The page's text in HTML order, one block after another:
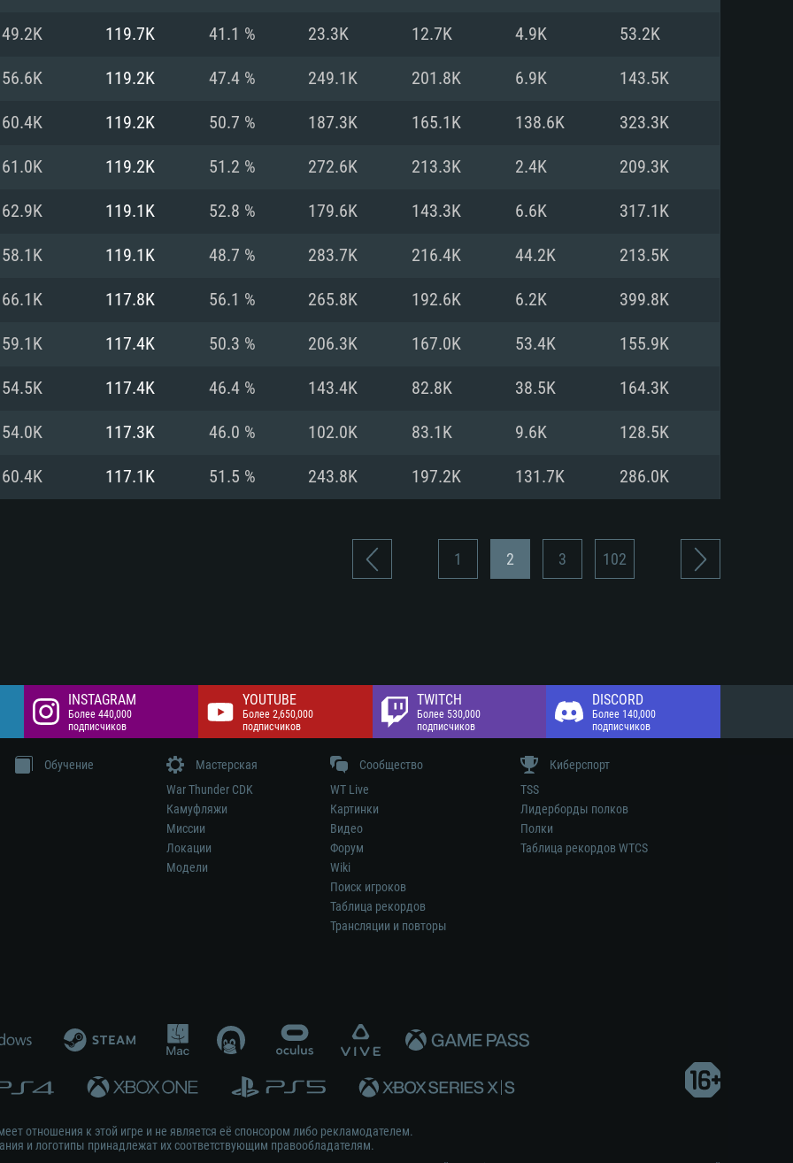
GTX 660.
разрешение –
Рекомендуемые
выше
Оперативная память: 16 ГБ
Видеокарта с поддержкой DirectX 11 и выше:
Nvidia GeForce 1060 и выше, Radeon RX 570 и
Интернету
Место на жестком диске: 75.9 Гб
Big Sur 11.0
(Intel Xeon
или
для Mac
разрешение –
Рекомендуемые
поддерживается)
Оперативная память: 8 Гб
Видеокарта: Radeon Vega II и выше с
поддержкой Metal
Место на жестком диске: 75.9 Гб
со свежими
старее 6
AMD
разрешение -
Рекомендуемые
проприетарными драйверами (не старее 6
месяцев) / Radeon RX 570 со свежими
месяцев) с поддержкой Vulkan
Место на жестком диске: 75.9 Гб
49.2K 119.7K 41.1 % 23.3K 12.7K 4.9K 53.2K
56.6K 119.2K 47.4 % 249.1K 201.8K 6.9K 143.5K
60.4K 119.2K 50.7 % 187.3K 165.1K 138.6K 323.3K
61.0K 119.2K 51.2 % 272.6K 213.3K 2.4K 209.3K
62.9K 119.1K 52.8 % 179.6K 143.3K 6.6K 317.1K
58.1K 119.1K 48.7 % 283.7K 216.4K 44.2K 213.5K
66.1K 117.8K 56.1 % 265.8K 192.6K 6.2K 399.8K
59.1K 117.4K 50.3 % 206.3K 167.0K 53.4K 155.9K
54.5K 117.4K 46.4 % 143.4K 82.8K 38.5K 164.3K
54.0K 117.3K 46.0 % 102.0K 83.1K 9.6K 128.5K
60.4K 117.1K 51.5 % 243.8K 197.2K 131.7K 286.0K
1 2 3 102
INSTAGRAM
Более 440,000
подписчиков
YOUTUBE
Более 2,650,000
подписчиков
TWITCH
Более 530,000
подписчиков
DISCORD
Более 140,000
подписчиков
Обучение
Мастерская
War Thunder CDK
Камуфляжи
Миссии
Локации
Модели
Сообщество
WT Live
Картинки
Видео
Форум
Wiki
Поиск игроков
Таблица рекордов
Трансляции и повторы
Киберспорт
TSS
Лидерборды полков
Полки
Таблица рекордов WTCS
отношения к этой игре и не является её спонсором либо рекламодателем.
и логотипы принадлежат их соответствующим правообладателям.